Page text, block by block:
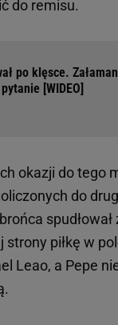
do remisu.
po klęsce.
[WIDEO]
okazji do tego
do
spudłował
strony piłkę w
Leao, a Pepe